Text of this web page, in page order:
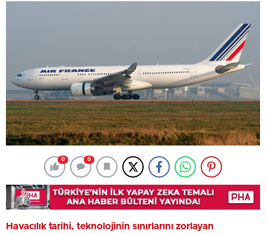
0 0
Havacılık tarihi, teknolojinin sınırlarını zorlayan